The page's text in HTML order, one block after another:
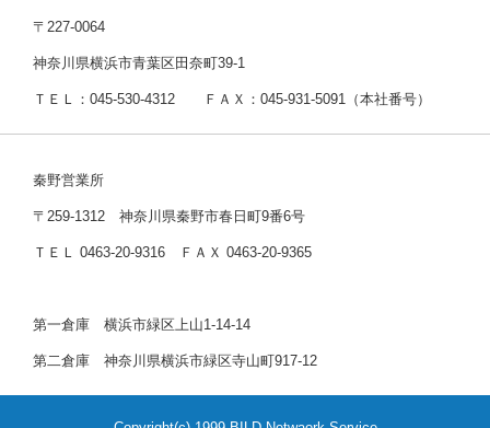
〒227-0064
神奈川県横浜市青葉区田奈町39-1
ＴＥＬ：045-530-4312 ＦＡＸ：045-931-5091（本社番号）
秦野営業所
〒259-1312 神奈川県秦野市春日町9番6号
ＴＥＬ 0463-20-9316 ＦＡＸ 0463-20-9365
第一倉庫 横浜市緑区上山1-14-14
第二倉庫 神奈川県横浜市緑区寺山町917-12